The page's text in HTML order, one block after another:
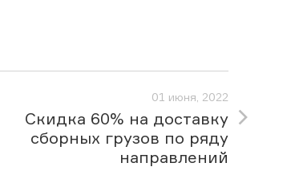
01 июня, 2022
Скидка 60% на доставку
сборных грузов по ряду
направлений